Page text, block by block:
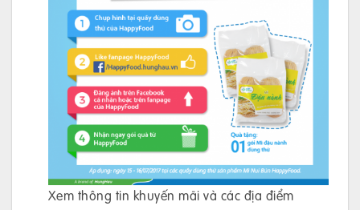
Xem thông tin khuyến mãi và các địa điểm